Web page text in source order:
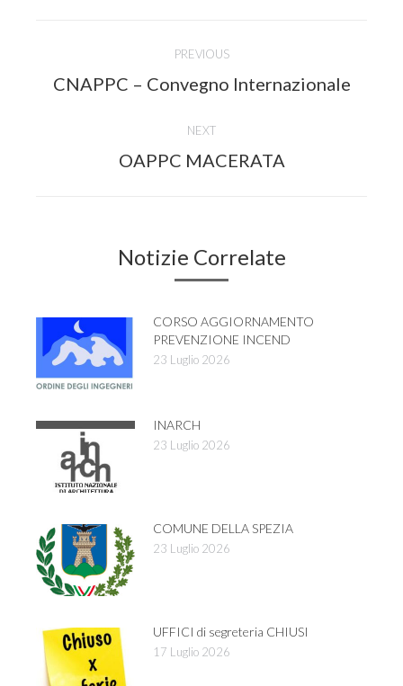
navigation
PREVIOUS
Previous
post:
CNAPPC – Convegno Internazionale
NEXT
Next
post:
OAPPC MACERATA
Notizie Correlate
CORSO AGGIORNAMENTO
PREVENZIONE INCEND
23 Luglio 2026
INARCH
23 Luglio 2026
COMUNE DELLA SPEZIA
23 Luglio 2026
UFFICI di segreteria CHIUSI
17 Luglio 2026